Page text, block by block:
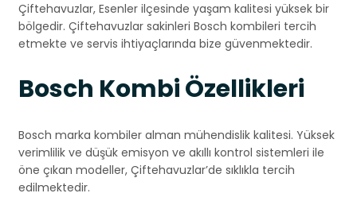
Çiftehavuzlar, Esenler ilçesinde yaşam kalitesi yüksek bir
bölgedir. Çiftehavuzlar sakinleri Bosch kombileri tercih
etmekte ve servis ihtiyaçlarında bize güvenmektedir.
Bosch Kombi Özellikleri
Bosch marka kombiler alman mühendislik kalitesi. Yüksek
verimlilik ve düşük emisyon ve akıllı kontrol sistemleri ile
öne çıkan modeller, Çiftehavuzlar’de sıklıkla tercih
edilmektedir.